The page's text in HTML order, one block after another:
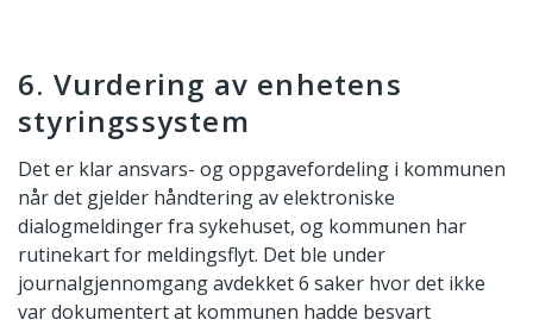
6. Vurdering av enhetens
styringssystem
Det er klar ansvars- og oppgavefordeling i kommunen
når det gjelder håndtering av elektroniske
dialogmeldinger fra sykehuset, og kommunen har
rutinekart for meldingsflyt. Det ble under
journalgjennomgang avdekket 6 saker hvor det ikke
var dokumentert at kommunen hadde besvart